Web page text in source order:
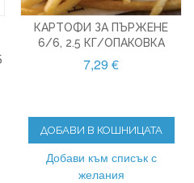
КАРТОФИ ЗА ПЪРЖЕНЕ
6/6, 2.5 КГ/ОПАКОВКА
7,29 €
ДОБАВИ В КОШНИЦАТА
Добави към списък с
желания